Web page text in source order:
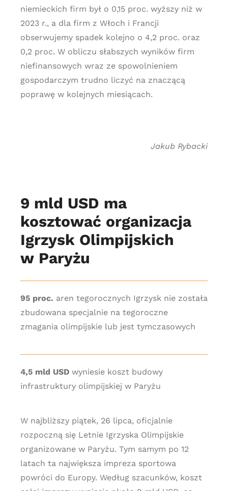
niemieckich firm był o 0,15 proc. wyższy niż w
2023 r., a dla firm z Włoch i Francji
obserwujemy spadek kolejno o 4,2 proc. oraz
0,2 proc. W obliczu słabszych wyników firm
niefinansowych wraz ze spowolnieniem
gospodarczym trudno liczyć na znaczącą
poprawę w kolejnych miesiącach.
Jakub Rybacki
9 mld USD ma
kosztować organizacja
Igrzysk Olimpijskich
w Paryżu
95 proc. aren tegorocznych Igrzysk nie została
zbudowana specjalnie na tegoroczne
zmagania olimpijskie lub jest tymczasowych
4,5 mld USDwyniesie koszt budowy
infrastruktury olimpijskiej w Paryżu
W najbliższy piątek, 26 lipca, oficjalnie
rozpoczną się Letnie Igrzyska Olimpijskie
organizowane w Paryżu. Tym samym po 12
latach ta największa impreza sportowa
powróci do Europy. Według szacunków, koszt